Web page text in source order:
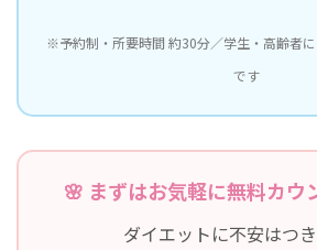
※予約制・所要時間 約30分／学生・高齢者
です
🌸 まずはお気軽に無料カウ
ダイエットに不安はつき